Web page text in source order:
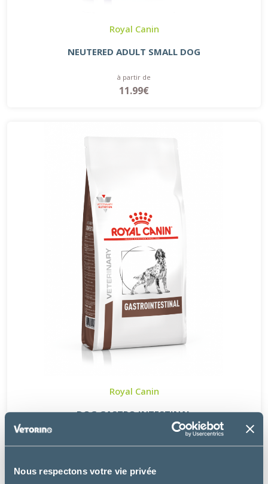
Nous respectons votre vie privée
Royal Canin
NEUTERED ADULT SMALL DOG
à partir de
11.99€
Royal Canin
DOG GASTRO INTESTINAL